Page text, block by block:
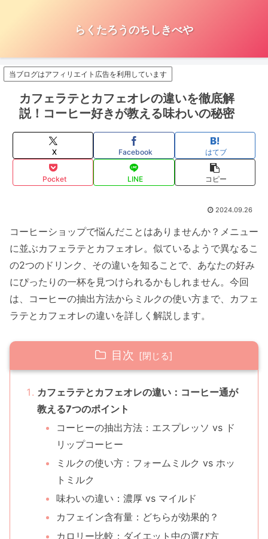
らくたろうのちしきべや
当ブログはアフィリエイト広告を利用しています
カフェラテとカフェオレの違いを徹底解
説！コーヒー好きが教える味わいの秘密
X Facebook はてブ
Pocket LINE コピー
2024.09.26
コーヒーショップで悩んだことはありませんか？メニュー
に並ぶカフェラテとカフェオレ。似ているようで異なるこ
の2つのドリンク、その違いを知ることで、あなたの好み
にぴったりの一杯を見つけられるかもしれません。今回
は、コーヒーの抽出方法からミルクの使い方まで、カフェ
ラテとカフェオレの違いを詳しく解説します。
目次
カフェラテとカフェオレの違い：コーヒー通が
教える7つのポイント
コーヒーの抽出方法：エスプレッソ vs ド
リップコーヒー
ミルクの使い方：フォームミルク vs ホッ
トミルク
味わいの違い：濃厚 vs マイルド
カフェイン含有量：どちらが効果的？
カロリー比較：ダイエット中の選び方